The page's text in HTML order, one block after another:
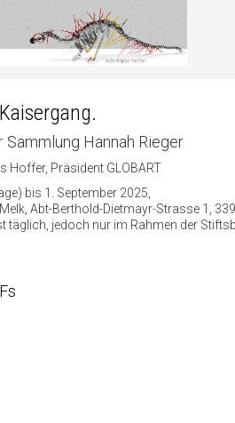
Sammlung Hannah Rieger
Hoffer, Präsident GLOBART
bis 1. September 2025,
Abt-Berthold-Dietmayr-Strasse 1,
täglich, jedoch nur im Rahmen der